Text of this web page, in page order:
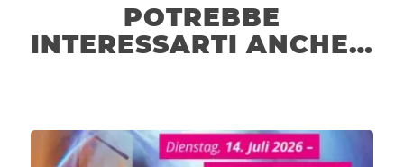
POTREBBE
INTERESSARTI ANCHE…